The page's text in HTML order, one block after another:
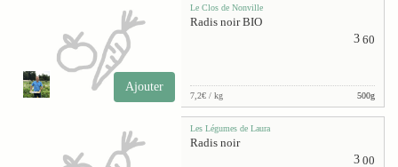
Ajouter
Le Clos de Nonville
Radis noir BIO
3 60
7,2€ / kg 500g
Les Légumes de Laura
Radis noir
3 00